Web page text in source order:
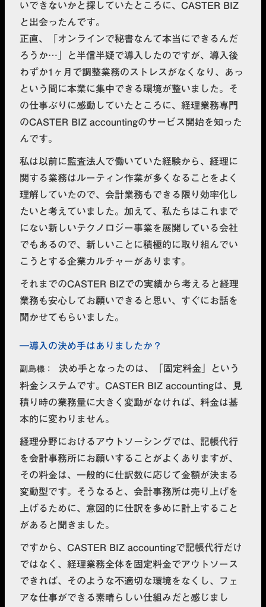
いできないかと探していたところに、CASTER BIZ
と出会ったんです。
正直、「オンラインで秘書なんて本当にできるんだ
ろうか…」と半信半疑で導入したのですが、導入後
わずか1ヶ月で調整業務のストレスがなくなり、あっ
という間に本業に集中できる環境が整いました。そ
の仕事ぶりに感動していたところに、経理業務専門
のCASTER BIZ accountingのサービス開始を知った
んです。
私は以前に監査法人で働いていた経験から、 経理に
関する業務はルーティン作業が多くなることをよく
理解していたので、会計業務もできる限り効率化し
たいと考えていました。 加えて、私たちはこれまで
にない新しいテクノロジー事業を展開している会社
でもあるので、新しいことに積極的に取り組んでい
こうとする企業カルチャーがあります。
それまでのCASTER BIZでの実績から考えると経理
業務も安心してお願いできる と思い、すぐにお話を
聞かせてもらいました。
導入の決め手はありましたか？
副島様
決め手となったのは、「固定料金」という
料金システムです。CASTER BIZ accountingは、見
積り時の業務量に大きく変動がなければ、料金は基
本的に変わりません。
経理分野におけるアウトソーシングでは、記帳代行
を会計事務所にお願いすることがよくありますが、
その料金は、一般的に仕訳数に応じて金額が決まる
変動型です。そうなると、会計事務所は売り上げを
上げるために、意図的に仕訳を多めに計上すること
があると聞きました。
ですから、CASTER BIZ accountingで記帳代行だけ
ではなく、経理業務全体を固定料金でアウトソース
できれば、そのような不適切な環境をなくし、フェ
アな仕事ができる素晴らしい仕組みだと感じまし